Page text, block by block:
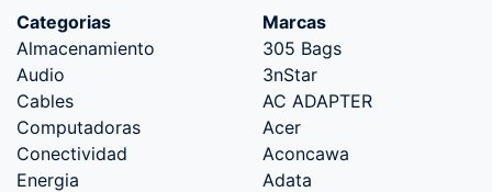
Categorias
Almacenamiento
Audio
Cables
Computadoras
Conectividad
Energia
Marcas
305 Bags
3nStar
AC ADAPTER
Acer
Aconcawa
Adata